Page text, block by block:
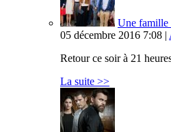
Une famille
05 décembre 2016 7:08 |
Retour ce soir à 21
La suite >>